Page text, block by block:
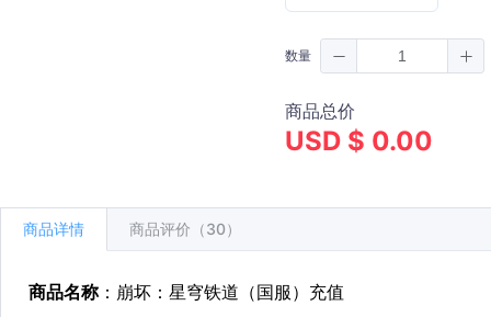
数量
商品总价
USD $ 0.00
商品详情 商品评价（30）
商品名称：崩坏：星穹铁道（国服）充值